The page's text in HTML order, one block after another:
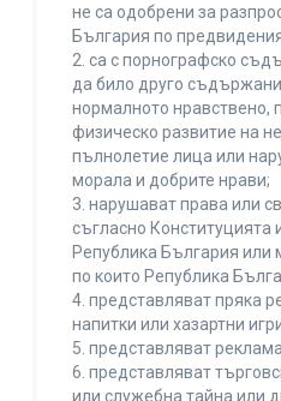
не са одобрени за
България по
2. са с порнографско
да било друго
нормалното нравствено,
физическо развитие на
пълнолетие лица или
морала и добрите нрави;
3. нарушават права или
съгласно Конституцията
Република България или
по които Република
4. представляват пряка
напитки или хазартни
5. представляват
6. представляват
или служебна тайна или